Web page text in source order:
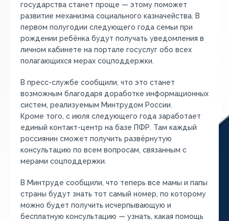
государства станет проще — этому поможет
развитие механизма социального казначейства. В
первом полугодии следующего года семьи при
рождении ребёнка будут получать уведомления в
личном кабинете на портале госуслуг обо всех
полагающихся мерах соцподдержки.
В пресс-службе сообщили, что это станет
возможным благодаря доработке информационных
систем, реализуемым Минтрудом России.
Кроме того, с июля следующего года заработает
единый контакт-центр на базе ПФР. Там каждый
россиянин сможет получить развёрнутую
консультацию по всем вопросам, связанным с
мерами соцподдержки.
В Минтруде сообщили, что теперь все мамы и папы
страны будут знать тот самый номер, по которому
можно будет получить исчерпывающую и
бесплатную консультацию — узнать, какая помощь